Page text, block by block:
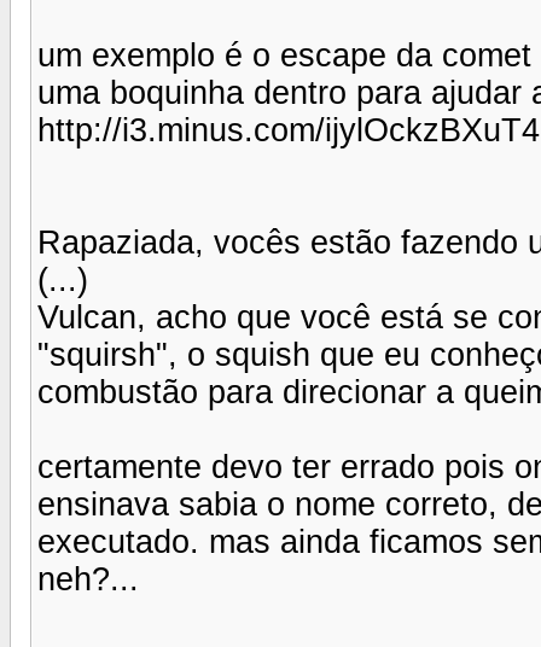
um exemplo é o escape da
uma boquinha dentro para ajudar
http://i3.minus.com/
Rapaziada, vocês estão fazendo
(...)
Vulcan, acho que você está se
"squirsh", o squish que eu
combustão para direcionar a
certamente devo ter errado pois
ensinava sabia o nome correto,
executado. mas ainda ficamos
neh?...